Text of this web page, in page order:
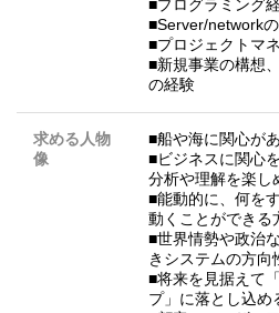
■プログラミング
■Server/network
■プロジェクトマ
■新規事業の構想
の経験
求める人物
像
■船や海に関心が
■ビジネスに関心
分析や理解を楽し
■能動的に、何を
動くことができる
■世界情勢や政治
きシステムの方
■将来を見据えて
プ」に落とし込め